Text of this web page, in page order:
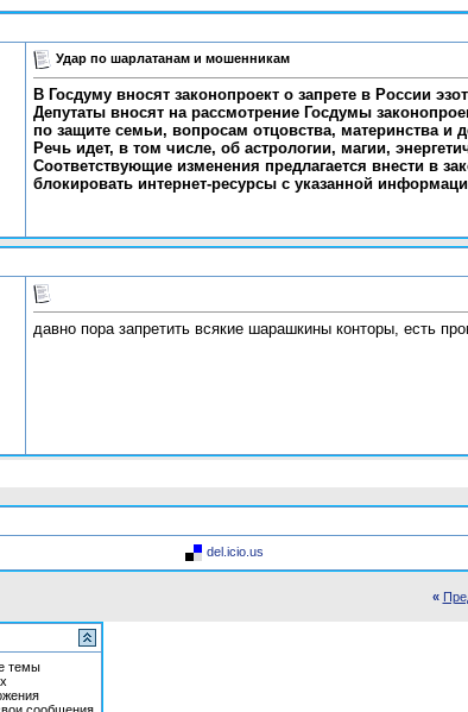
Удар по шарлатанам и мошенникам
В Госдуму вносят законопроект о запрете в России
Депутаты вносят на рассмотрение Госдумы
по защите семьи, вопросам отцовства, материнства и
Речь идет, в том числе, об астрологии, магии,
Соответствующие изменения предлагается внести в
блокировать интернет-ресурсы с указанной
давно пора запретить всякие шарашкины конторы, есть
del.icio.us
«
темы